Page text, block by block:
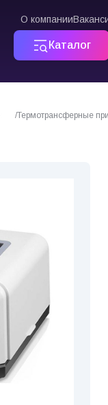
О компании
Каталог
Термотрансферные